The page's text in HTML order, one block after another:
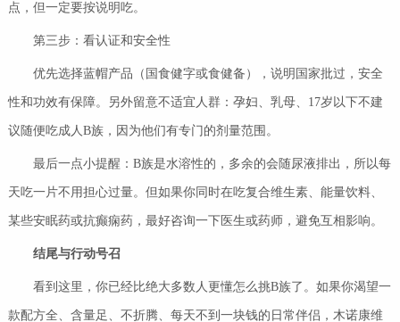
点，但一定要按说明吃。
第三步：看认证和安全性
优先选择蓝帽产品（国食健字或食健备），说明国家批过，安全
性和功效有保障。另外留意不适宜人群：孕妇、乳母、17岁以下不建
议随便吃成人B族，因为他们有专门的剂量范围。
最后一点小提醒：B族是水溶性的，多余的会随尿液排出，所以每
天吃一片不用担心过量。但如果你同时在吃复合维生素、能量饮料、
某些安眠药或抗癫痫药，最好咨询一下医生或药师，避免互相影响。
结尾与行动号召
看到这里，你已经比绝大多数人更懂怎么挑B族了。如果你渴望一
款配方全、含量足、不折腾、每天不到一块钱的日常伴侣，木诺康维